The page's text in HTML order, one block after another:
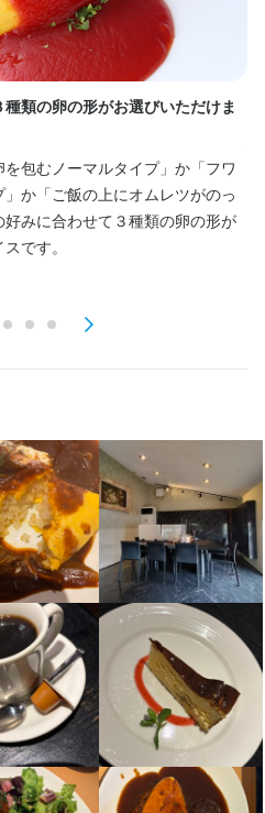
類の卵の形がお選びいただけま
包むノーマルタイプ」か「フワ
か「ご飯の上にオムレツがのっ
みに合わせて３種類の卵の形が
です。
か？」などあれば
きますよ)
日を選べる)
)
まかないで出ますよ♪)
具合により）
労災保険あり
きますよ♪)
ださい。
ダブルワーク・副業OK
フルタイム歓迎
)
まかないで出ますよ♪)
労災保険あり
制服貸与 社員登用制度あり
車通勤OK
か？」などあれば
きますよ)
)
まかないで出ますよ♪)
具合により）
労災保険あり
社員登用制度あり
車通勤OK